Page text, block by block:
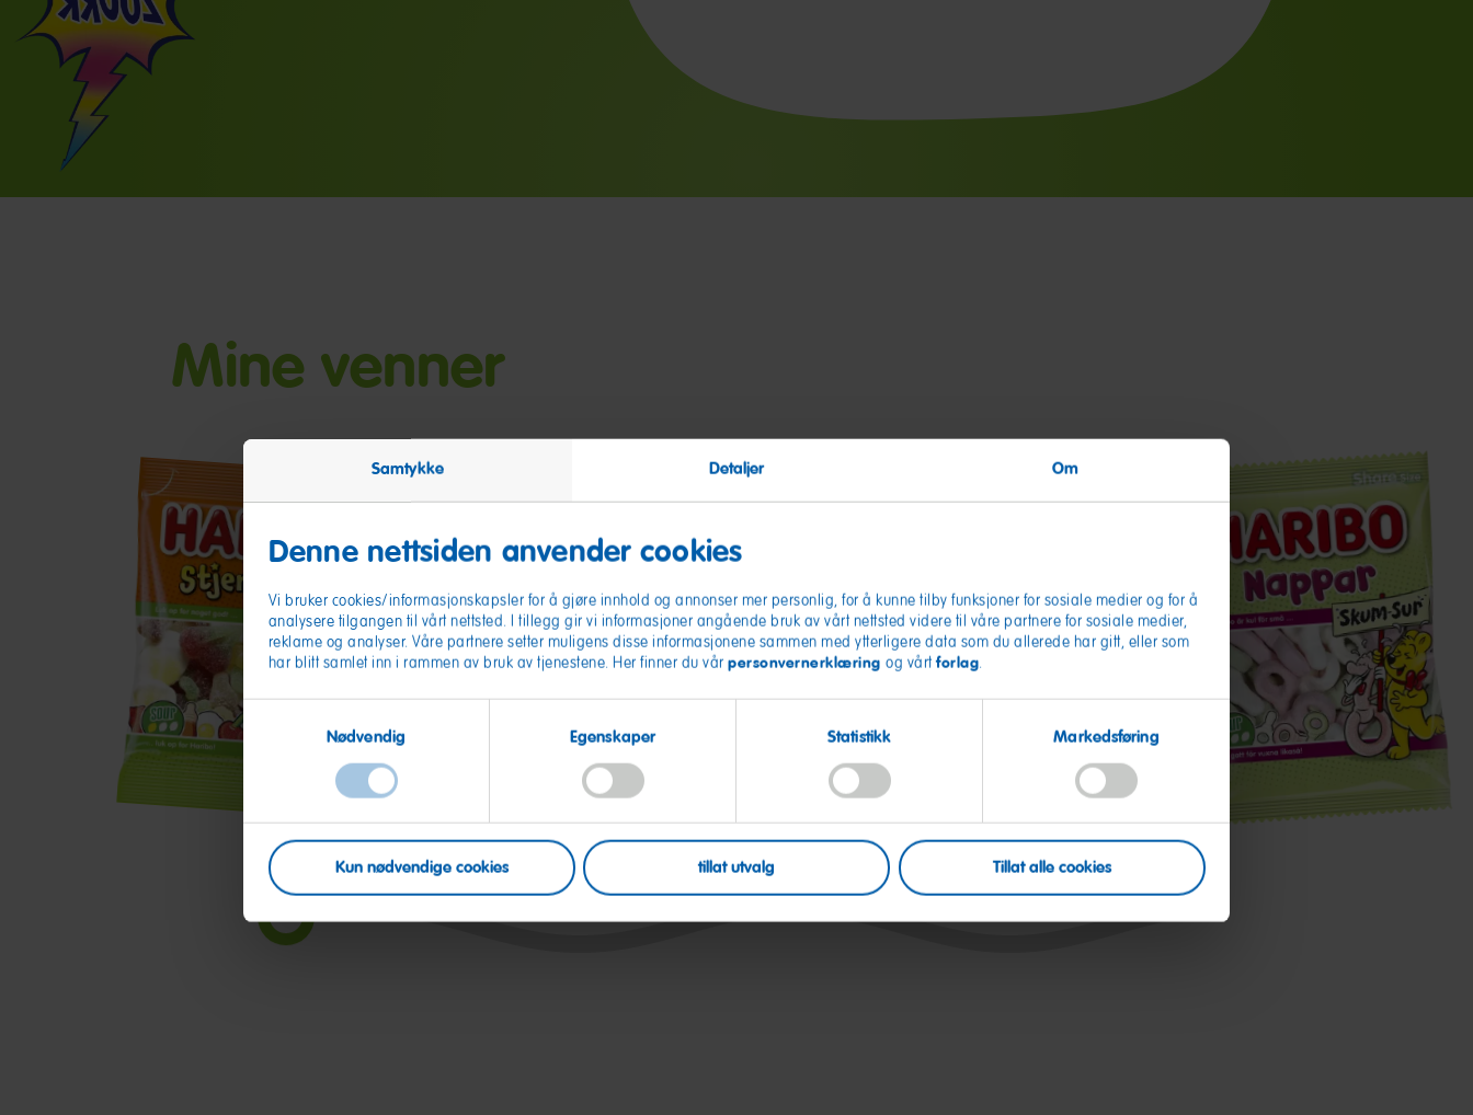
Samtykke Detaljer Om
Denne nettsiden anvender cookies
Vi bruker cookies/informasjonskapsler for å gjøre innhold og annonser mer personlig, for å kunne tilby funksjoner for sosiale medier og for å
analysere tilgangen til vårt nettsted. I tillegg gir vi informasjoner angående bruk av vårt nettsted videre til våre partnere for sosiale medier,
reklame og analyser. Våre partnere setter muligens disse informasjonene sammen med ytterligere data som du allerede har gitt, eller som
har blitt samlet inn i rammen av bruk av tjenestene. Her finner du vår personvernerklæring og vårtforlag.
Samtykkevalg
Nødvendig Egenskaper Statistikk Markedsføring
Kun nødvendige cookies tillat utvalg Tillat alle cookies
Mine venner
Stjerne
Happy
Cherries
Flower
Zourr
Nappar